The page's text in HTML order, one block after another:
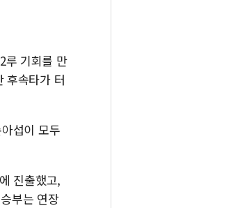
루 기회를 만
후속타가 터
섭이 모두
진출했고,
부는 연장